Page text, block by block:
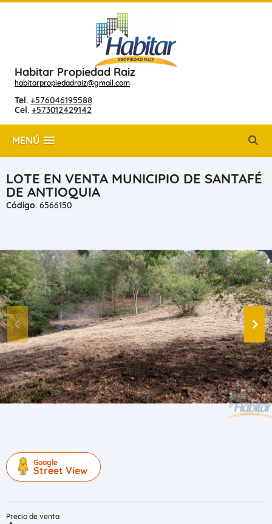
Habitar Propiedad Raiz
habitarpropiedadraiz@gmail.com
Tel. +576046195588
Cel. +573012429142
MENÚ
LOTE EN VENTA MUNICIPIO DE SANTAFÉ
DE ANTIOQUIA
Código. 6566150
Google
Street View
Precio de venta